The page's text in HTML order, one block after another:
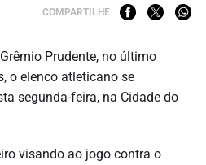
COMPARTILHE
Prudente, no último
o elenco atleticano se
segunda-feira, na Cidade do
visando ao jogo contra o